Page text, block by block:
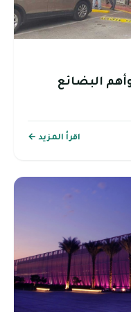
البضائع
اقرأ المزيد ←